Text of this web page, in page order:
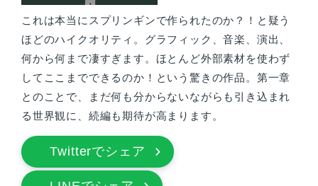
これは本当にスプリンギンで作られたのか？！と疑う
ほどのハイクオリティ。グラフィック、音楽、演出、
何から何まで凄すぎます。ほとんど外部素材を使わず
してここまでできるのか！という驚きの作品。第一章
とのことで、まだ何も分からないながらも引き込まれ
る世界観に、続編も期待が高まります。
Twitterでシェア